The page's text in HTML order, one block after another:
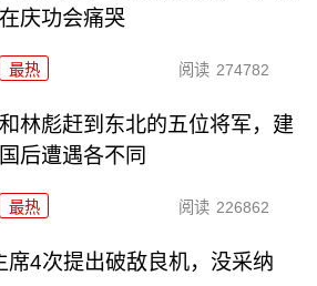
在庆功会痛哭
最热 阅读 274782
和林彪赶到东北的五位将军，建
国后遭遇各不同
最热 阅读 226862
席4次提出破敌良机，没采纳